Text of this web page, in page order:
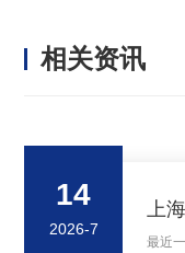
相关资讯
14
2026-7
最近